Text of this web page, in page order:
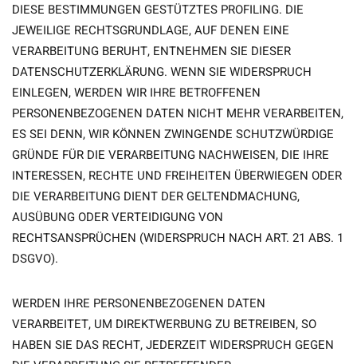
DIESE BESTIMMUNGEN GESTÜTZTES PROFILING. DIE
JEWEILIGE RECHTSGRUNDLAGE, AUF DENEN EINE
VERARBEITUNG BERUHT, ENTNEHMEN SIE DIESER
DATENSCHUTZERKLÄRUNG. WENN SIE WIDERSPRUCH
EINLEGEN, WERDEN WIR IHRE BETROFFENEN
PERSONENBEZOGENEN DATEN NICHT MEHR VERARBEITEN,
ES SEI DENN, WIR KÖNNEN ZWINGENDE SCHUTZWÜRDIGE
GRÜNDE FÜR DIE VERARBEITUNG NACHWEISEN, DIE IHRE
INTERESSEN, RECHTE UND FREIHEITEN ÜBERWIEGEN ODER
DIE VERARBEITUNG DIENT DER GELTENDMACHUNG,
AUSÜBUNG ODER VERTEIDIGUNG VON
RECHTSANSPRÜCHEN (WIDERSPRUCH NACH ART. 21 ABS. 1
DSGVO).
WERDEN IHRE PERSONENBEZOGENEN DATEN
VERARBEITET, UM DIREKTWERBUNG ZU BETREIBEN, SO
HABEN SIE DAS RECHT, JEDERZEIT WIDERSPRUCH GEGEN